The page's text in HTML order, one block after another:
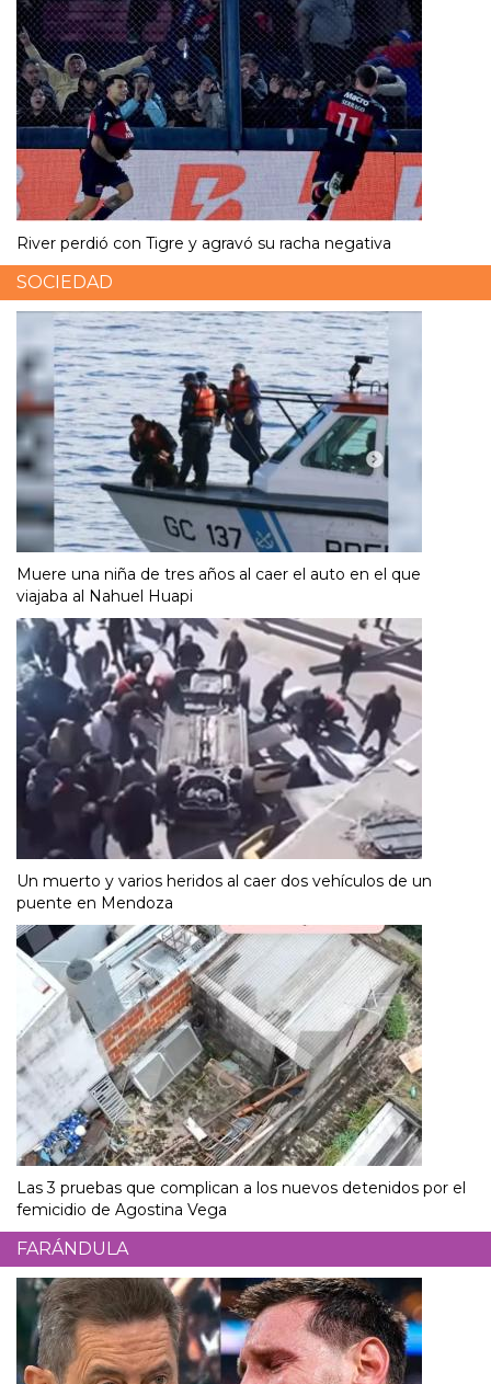
River perdió con Tigre y agravó su racha negativa
SOCIEDAD
Muere una niña de tres años al caer el auto en el que
viajaba al Nahuel Huapi
Un muerto y varios heridos al caer dos vehículos de un
puente en Mendoza
Las 3 pruebas que complican a los nuevos detenidos por el
femicidio de Agostina Vega
FARÁNDULA